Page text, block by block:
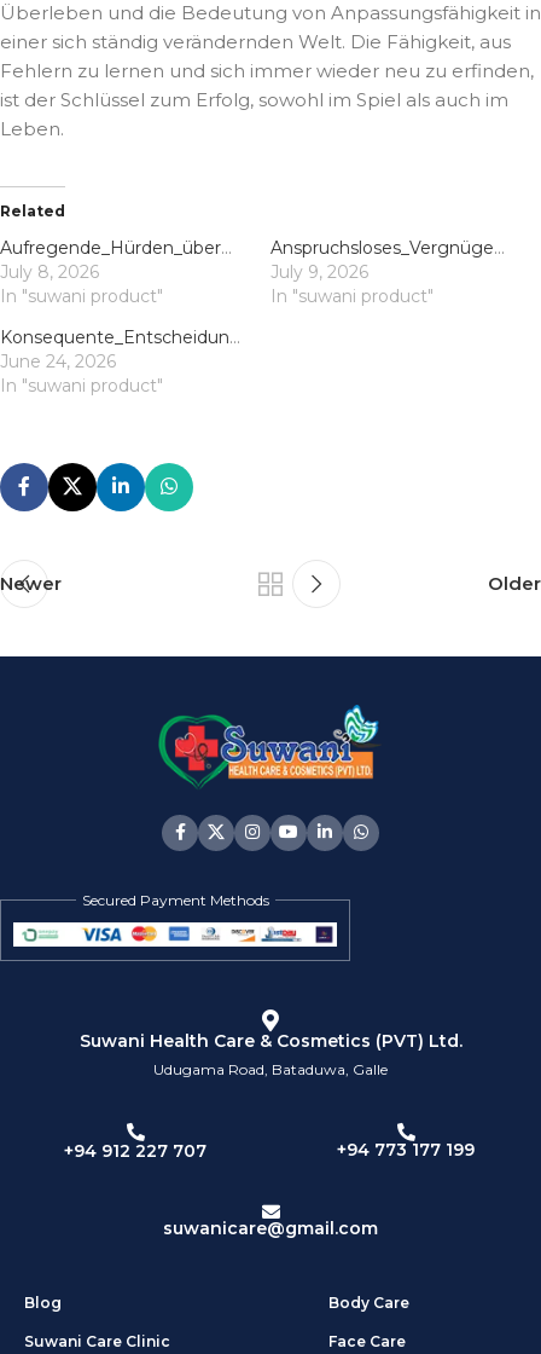
Überleben und die Bedeutung von Anpassungsfähigkeit in
einer sich ständig verändernden Welt. Die Fähigkeit, aus
Fehlern zu lernen und sich immer wieder neu zu erfinden,
ist der Schlüssel zum Erfolg, sowohl im Spiel als auch im
Leben.
Related
Aufregende_Hürden_überwinden_mit_der_chicken_road_für_maximale_Punkte_und_Ner
July 8, 2026
In "suwani product"
Anspruchsloses_Vergnügen_und_das_chicken_road_Erlebnis_für_schnelle_Reflexe
July 9, 2026
In "suwani product"
Konsequente_Entscheidungen_treffen_beim_Spiel_an_der_chicken_road_und_den_maxima
June 24, 2026
In "suwani product"
Newer Older
Secured Payment Methods
Suwani Health Care & Cosmetics (PVT) Ltd.
Udugama Road, Bataduwa, Galle
+94 912 227 707 +94 773 177 199
suwanicare@gmail.com
Blog
Suwani Care Clinic
Body Care
Face Care